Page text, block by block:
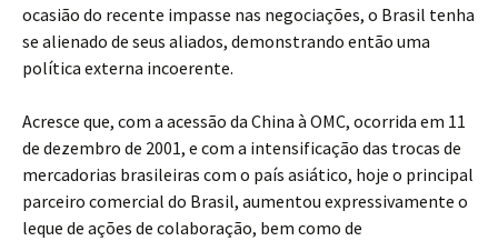
ocasião do recente impasse nas negociações, o Brasil tenha
se alienado de seus aliados, demonstrando então uma
política externa incoerente.
Acresce que, com a acessão da China à OMC, ocorrida em 11
de dezembro de 2001, e com a intensificação das trocas de
mercadorias brasileiras com o país asiático, hoje o principal
parceiro comercial do Brasil, aumentou expressivamente o
leque de ações de colaboração, bem como de